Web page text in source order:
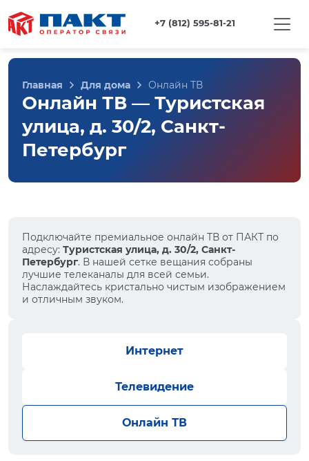
+7 (812) 595-81-21
Главная Для дома Онлайн ТВ
Онлайн ТВ — Туристская
улица, д. 30/2, Санкт-
Петербург
Подключайте премиальное онлайн ТВ от ПАКТ по
адресу: Туристская улица, д. 30/2, Санкт-
Петербург. В нашей сетке вещания собраны
лучшие телеканалы для всей семьи.
Наслаждайтесь кристально чистым изображением
и отличным звуком.
Интернет
Телевидение
Онлайн ТВ